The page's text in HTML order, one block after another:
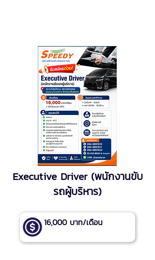
Executive Driver (พนักงานขับ
รถผู้บริหาร)
16,000 บาท/เดือน